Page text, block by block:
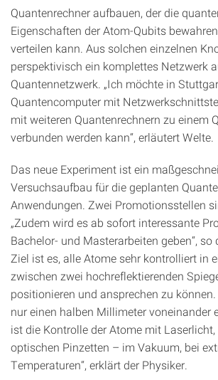
Quantenrechner aufbauen, der die
Eigenschaften der Atom-Qubits
verteilen kann. Aus solchen einzelnen
perspektivisch ein komplettes Netzwerk
Quantennetzwerk. „Ich möchte in
Quantencomputer mit
mit weiteren Quantenrechnern zu einem
verbunden werden kann“, erläutert Welte.
Das neue Experiment ist ein
Versuchsaufbau für die geplanten
Anwendungen. Zwei Promotionsstellen
„Zudem wird es ab sofort interessante
Bachelor- und Masterarbeiten geben“, so
Ziel ist es, alle Atome sehr kontrolliert in
zwischen zwei hochreflektierenden
positionieren und ansprechen zu
nur einen halben Millimeter voneinander
ist die Kontrolle der Atome mit
optischen Pinzetten – im Vakuum, bei
Temperaturen“, erklärt der Physiker.